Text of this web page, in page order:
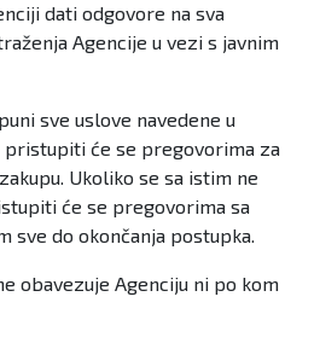
dati odgovore na sva
Agencije u vezi s javnim
sve uslove navedene u
pristupiti će se pregovorima za
Ukoliko se sa istim ne
će se pregovorima sa
sve do okončanja postupka.
obavezuje Agenciju ni po kom